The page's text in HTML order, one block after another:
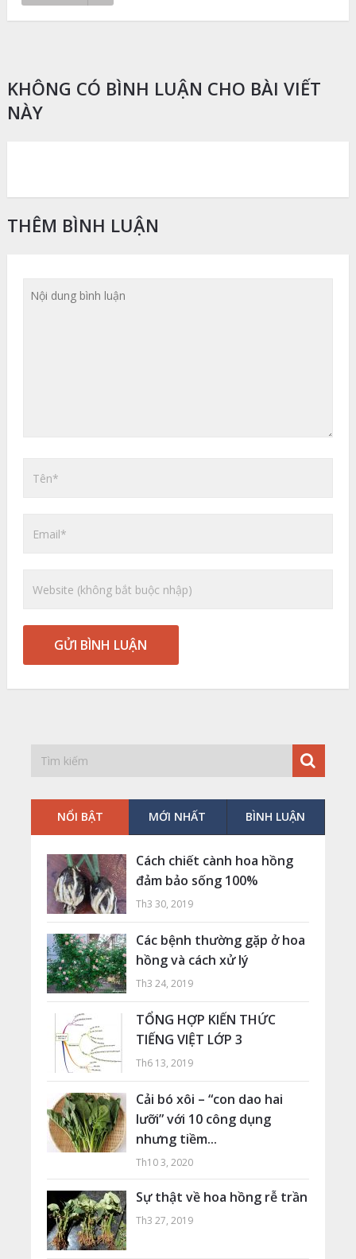
KHÔNG CÓ BÌNH LUẬN CHO BÀI VIẾT
NÀY
THÊM BÌNH LUẬN
NỔI BẬT MỚI NHẤT BÌNH LUẬN
Cách chiết cành hoa hồng
đảm bảo sống 100%
Th3 30, 2019
Các bệnh thường gặp ở hoa
hồng và cách xử lý
Th3 24, 2019
TỔNG HỢP KIẾN THỨC
TIẾNG VIỆT LỚP 3
Th6 13, 2019
Cải bó xôi – “con dao hai
lưỡi” với 10 công dụng
nhưng tiềm...
Th10 3, 2020
Sự thật về hoa hồng rễ trần
Th3 27, 2019